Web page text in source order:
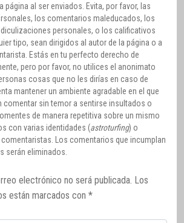
página al ser enviados. Evita, por favor, las
los comentarios maleducados, los
personales, o los calificativos
tipo, sean dirigidos al autor de la página o a
Estás en tu perfecto derecho de
pero por favor, no utilices el anonimato
cosas que no les dirías en caso de
mantener un ambiente agradable en el que
comentar sin temor a sentirse insultados o
de manera repetitiva sobre un mismo
con varias identidades (astroturfing) o
Los comentarios que incumplan
serán eliminados.
electrónico no será publicada. Los
están marcados con *